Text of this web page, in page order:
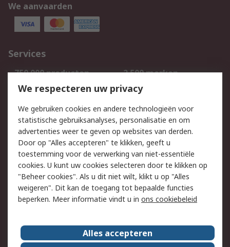
We aanvaarden
Services
750.000 producten
2.500 merken
Bestellen
Inkoopoplossingen
Track & Trace
Wettelijk
Cookiebeleid
Email veiligheid
Privacybeleid
Websitevoorwaarden
Algemene
verkoopvoorwaarden
Over RS
We respecteren uw privacy
We gebruiken cookies en andere technologieën voor
statistische gebruiksanalyses, personalisatie en om
advertenties weer te geven op websites van derden.
Door op "Alles accepteren" te klikken, geeft u
toestemming voor de verwerking van niet-essentiële
cookies. U kunt uw cookies selecteren door te klikken op
"Beheer cookies". Als u dit niet wilt, klikt u op "Alles
weigeren". Dit kan de toegang tot bepaalde functies
beperken. Meer informatie vindt u in ons cookiebeleid
Alles accepteren